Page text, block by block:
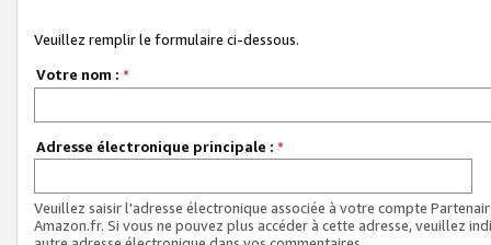
Veuillez remplir le formulaire ci-dessous.
Votre nom : *
Adresse électronique principale : *
Veuillez saisir l'adresse électronique associée à votre compte
Amazon.fr. Si vous ne pouvez plus accéder à cette adresse, veuillez